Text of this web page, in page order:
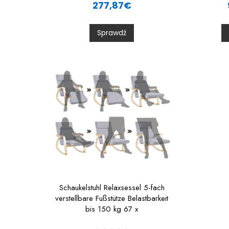
t
0
o
u
t
277,87€
Sprawdź
t
t
Schaukelstuhl Relaxsessel 5-fach
verstellbare Fußstütze Belastbarkeit
bis 150 kg 67 x